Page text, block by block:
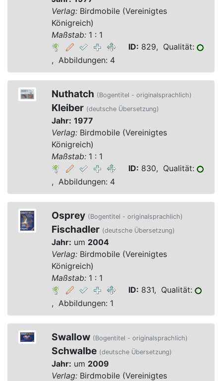
Verlag:Birdmobile (Vereinigtes
Königreich)
Maßstab:1 : 1
ID: 829, Qualität:
, Abbildungen: 4
Nuthatch (Bogentitel - originalsprachlich)
Kleiber (deutsche Übersetzung)
Jahr: 1977
Verlag:Birdmobile (Vereinigtes
Königreich)
Maßstab:1 : 1
ID: 830, Qualität:
, Abbildungen: 4
Osprey (Bogentitel - originalsprachlich)
Fischadler (deutsche Übersetzung)
Jahr: um 2004
Verlag:Birdmobile (Vereinigtes
Königreich)
Maßstab:1 : 1
ID: 831, Qualität:
, Abbildungen: 1
Swallow (Bogentitel - originalsprachlich)
Schwalbe (deutsche Übersetzung)
Jahr: um 2009
Verlag:Birdmobile (Vereinigtes